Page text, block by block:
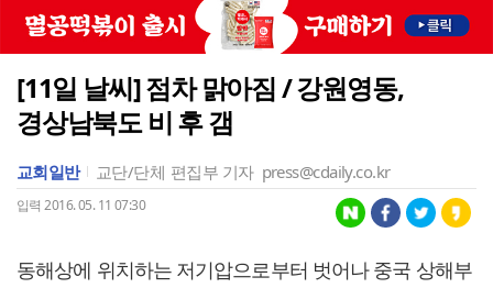
[11일 날씨] 점차 맑아짐 / 강원영동,
경상남북도 비 후 갬
교회일반 교단/단체 편집부 기자 press@cdaily.co.kr
입력 2016. 05. 11 07:30
동해상에 위치하는 저기압으로부터 벗어나 중국 상해부